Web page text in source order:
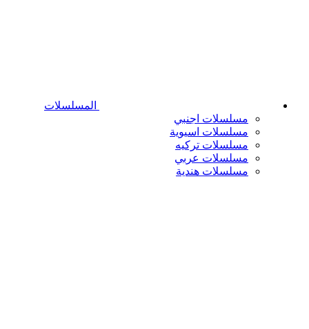
المسلسلات
مسلسلات اجنبي
مسلسلات اسيوية
مسلسلات تركيه
مسلسلات عربي
مسلسلات هندية